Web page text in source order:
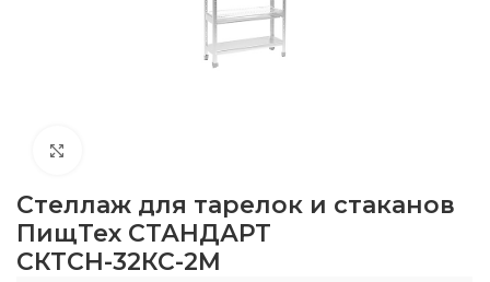
Стеллаж для тарелок и стаканов
ПищТех СТАНДАРТ
СКТСН-32КС-2М